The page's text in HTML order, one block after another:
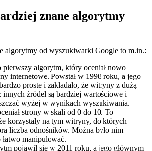
znane algorytmy
algorytmy od wyszukiwarki Google to m.in.:
pierwszy algorytm, który oceniał nowo
internetowe. Powstał w 1998 roku, a jego
proste i zakładało, że witryny z dużą
źródeł są bardziej wartościowe i
wyżej w wynikach wyszukiwania.
strony w skali od 0 do 10. To
korzystały na tym witryny, do których
liczba odnośników. Można było nim
łatwo manipulować.
pojawił się w 2011 roku, a jego głównym